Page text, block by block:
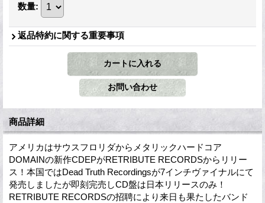
数量:
返品特約に関する重要事項
商品詳細
アメリカはサウスフロリダからメタリックハードコア
DOMAINの新作CDEPがRETRIBUTE RECORDSからリリー
ス！本国ではDead Truth Recordingsが7インチヴァイナルにて
発売しましたが即刻完売しCD盤は日本リリースのみ！
RETRIBUTE RECORDSの招聘により来日も果たしたバンド